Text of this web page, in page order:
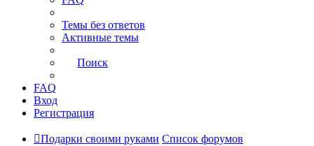
Темы без ответов
Активные темы
Поиск
FAQ
Вход
Регистрация
Подарки своими руками Список форумов